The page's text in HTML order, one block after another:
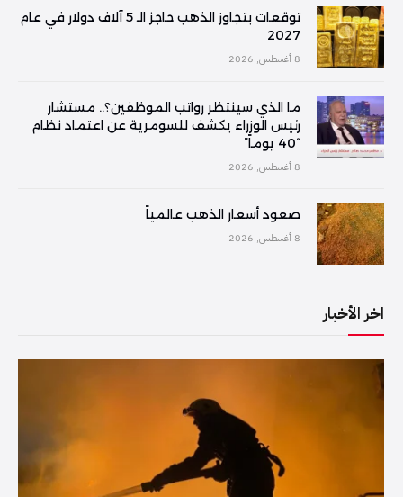
توقعات بتجاوز الذهب حاجز الـ 5 آلاف دولار في عام
2027
8 أغسطس, 2026
ما الذي سينتظر رواتب الموظفين؟.. مستشار
رئيس الوزراء يكشف للسومرية عن اعتماد نظام
“40 يوماً”
8 أغسطس, 2026
صعود أسعار الذهب عالمياً
8 أغسطس, 2026
اخر الأخبار